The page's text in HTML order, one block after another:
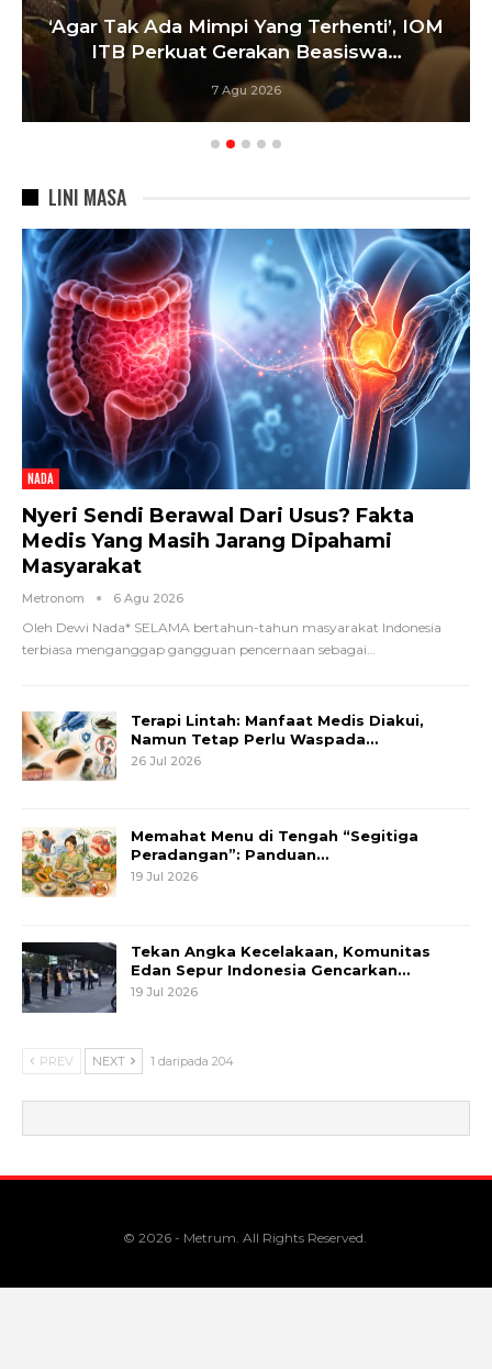
‘Agar Tak Ada Mimpi Yang Terhenti’, IOM
ITB Perkuat Gerakan Beasiswa…
7 Agu 2026
LINI MASA
NADA
Nyeri Sendi Berawal Dari Usus? Fakta
Medis Yang Masih Jarang Dipahami
Masyarakat
Metronom 6 Agu 2026
Oleh Dewi Nada* SELAMA bertahun-tahun masyarakat Indonesia
terbiasa menganggap gangguan pencernaan sebagai
Terapi Lintah: Manfaat Medis Diakui,
Namun Tetap Perlu Waspada…
26 Jul 2026
Memahat Menu di Tengah “Segitiga
Peradangan”: Panduan…
19 Jul 2026
Tekan Angka Kecelakaan, Komunitas
Edan Sepur Indonesia Gencarkan…
19 Jul 2026
PREV NEXT 1 daripada 204
© 2026 - Metrum. All Rights Reserved.